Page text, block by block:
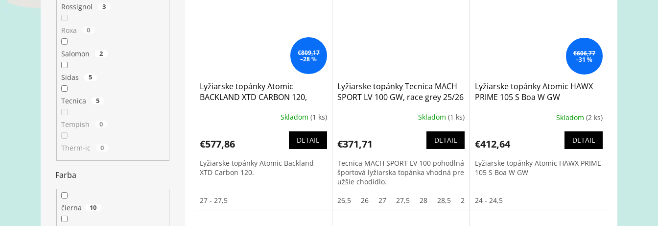
Rossignol 3
Roxa 0
Salomon 2
Sidas 5
Tecnica 5
Tempish 0
Therm-ic 0
Farba
čierna 10
€809,17
–28 %
Lyžiarske topánky Atomic
BACKLAND XTD CARBON 120,
Skladom (1 ks)
€577,86 DETAIL
Lyžiarske topánky Atomic Backland
XTD Carbon 120.
27 - 27,5
Lyžiarske topánky Tecnica MACH
SPORT LV 100 GW, race grey 25/26
Skladom (1 ks)
€371,71 DETAIL
Tecnica MACH SPORT LV 100 pohodlná
športová lyžiarska topánka vhodná pre
užšie chodidlo.
26,5
26 27 27,5 28 28,5 29,5 29
€606,77
–31 %
Lyžiarske topánky Atomic HAWX
PRIME 105 S Boa W GW
Skladom (2 ks)
€412,64 DETAIL
Lyžiarske topánky Atomic HAWX PRIME
105 S Boa W GW
24 - 24,5